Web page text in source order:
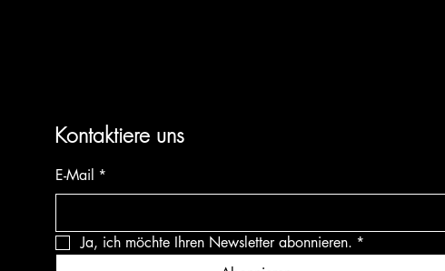
Kontaktiere uns
E-Mail *
Ja, ich möchte Ihren Newsletter abonnieren. *